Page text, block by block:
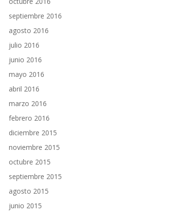
septiembre 2016
agosto 2016
julio 2016
junio 2016
mayo 2016
abril 2016
marzo 2016
febrero 2016
diciembre 2015
noviembre 2015
octubre 2015
septiembre 2015
agosto 2015
junio 2015